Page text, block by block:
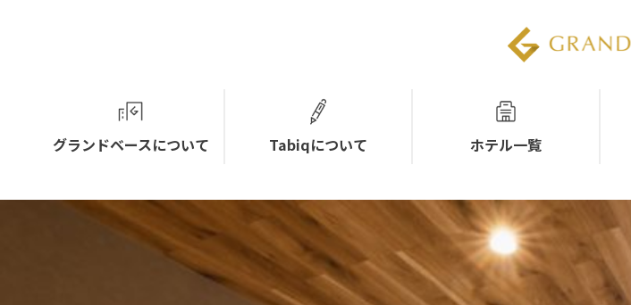
グランドベースについて Tabiqについて ホテル一覧